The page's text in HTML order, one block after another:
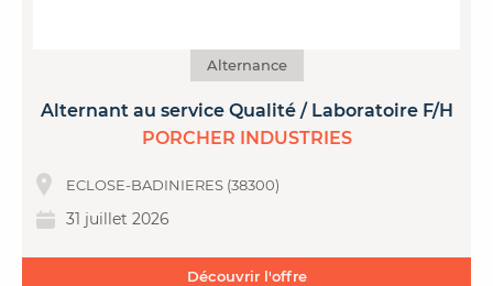
Alternance
Alternant au service Qualité / Laboratoire F/H
PORCHER INDUSTRIES
ECLOSE-BADINIERES (38300)
31 juillet 2026
Découvrir l'offre